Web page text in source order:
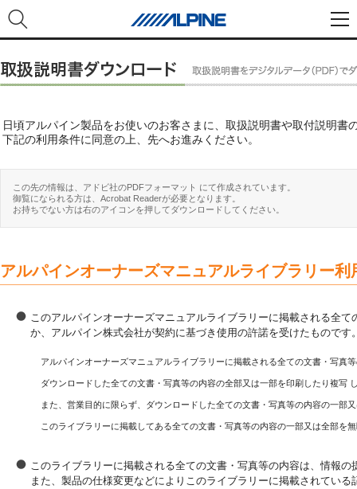
日頃アルパイン製品をお使いのお客さまに、取扱説明書や取付説明書
下記の利用条件に同意の上、先へお進みください。
この先の情報は、アドビ社のPDFフォーマット にて作成されています。
御覧になられる方は、Acrobat Readerが必要となります。
お持ちでない方は右のアイコンを押してダウンロードしてください。
アルパインオーナーズマニュアルライブラリー利
このアルパインオーナーズマニュアルライブラリーに掲載される全
か、アルパイン株式会社が契約に基づき使用の許諾を受けたもので
アルパインオーナーズマニュアルライブラリーに掲載される全ての文書・写真
ダウンロードした全ての文書・写真等の内容の全部又は一部を印刷したり複写
また、営業目的に限らず、ダウンロードした全ての文書・写真等の内容の一
このライブラリーに掲載してある全ての文書・写真等の内容の一部又は全部を
このライブラリーに掲載される全ての文書・写真等の内容は、情報
また、製品の仕様変更などによりこのライブラリーに掲載されてい